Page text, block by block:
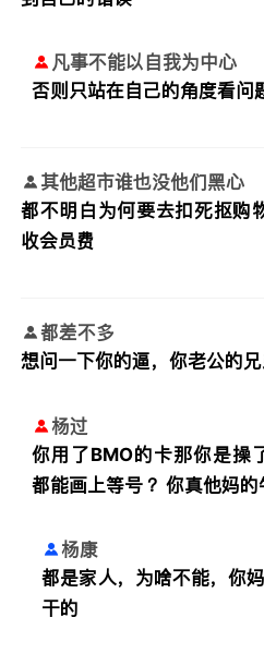
凡事不能以自我为中心
否则只站在自己的角度看问
其他超市谁也没他们黑心
都不明白为何要去扣死抠购
收会员费
都差不多
想问一下你的逼，你老公的
杨过
你用了BMO的卡那你是操
都能画上等号 ？你真他妈的
杨康
都是家人，为啥不能，你
干的